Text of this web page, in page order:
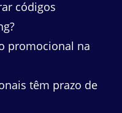
códigos
promocional na
têm prazo de